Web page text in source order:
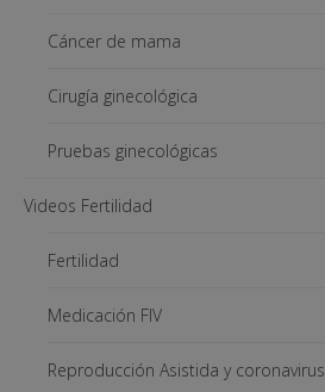
Cáncer de mama
Cirugía ginecológica
Pruebas ginecológicas
Videos Fertilidad
Fertilidad
Medicación FIV
Reproducción Asistida y coronavirus